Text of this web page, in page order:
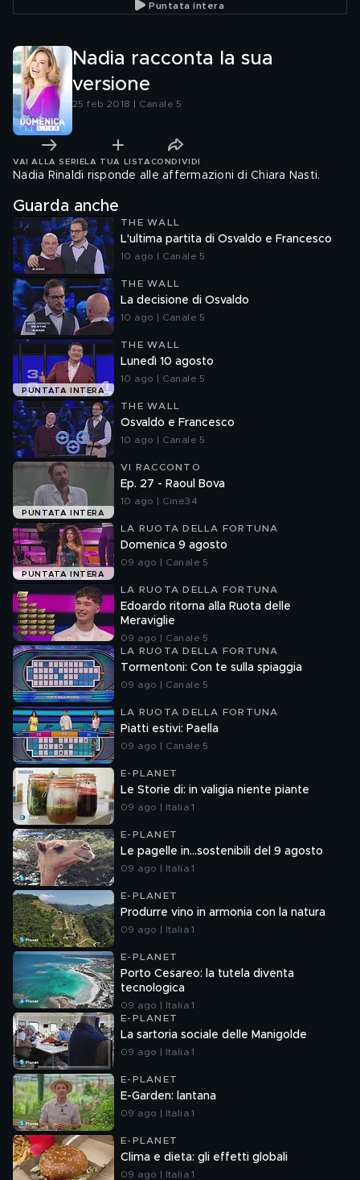
Puntata intera
Nadia racconta la sua
versione
25 feb 2018 | Canale 5
VAI ALLA SERIE LA TUA LISTA CONDIVIDI
Nadia Rinaldi risponde alle affermazioni di Chiara Nasti.
Guarda anche
THE WALL
L'ultima partita di Osvaldo e Francesco
10 ago | Canale 5
THE WALL
La decisione di Osvaldo
10 ago | Canale 5
PUNTATA INTERA
THE WALL
Lunedì 10 agosto
10 ago | Canale 5
THE WALL
Osvaldo e Francesco
10 ago | Canale 5
PUNTATA INTERA
VI RACCONTO
Ep. 27 - Raoul Bova
10 ago | Cine34
PUNTATA INTERA
LA RUOTA DELLA FORTUNA
Domenica 9 agosto
09 ago | Canale 5
LA RUOTA DELLA FORTUNA
Edoardo ritorna alla Ruota delle
Meraviglie
09 ago | Canale 5
LA RUOTA DELLA FORTUNA
Tormentoni: Con te sulla spiaggia
09 ago | Canale 5
LA RUOTA DELLA FORTUNA
Piatti estivi: Paella
09 ago | Canale 5
E-PLANET
Le Storie di: in valigia niente piante
09 ago | Italia 1
E-PLANET
Le pagelle in...sostenibili del 9 agosto
09 ago | Italia 1
E-PLANET
Produrre vino in armonia con la natura
09 ago | Italia 1
E-PLANET
Porto Cesareo: la tutela diventa
tecnologica
09 ago | Italia 1
E-PLANET
La sartoria sociale delle Manigolde
09 ago | Italia 1
E-PLANET
E-Garden: lantana
09 ago | Italia 1
E-PLANET
Clima e dieta: gli effetti globali
09 ago | Italia 1